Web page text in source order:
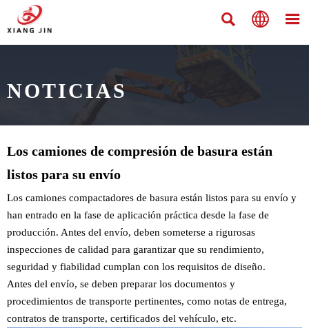
  
NOTICIAS
Los camiones de compresión de basura están
listos para su envío
Los camiones compactadores de basura están listos para su envío y
han entrado en la fase de aplicación práctica desde la fase de
producción. Antes del envío, deben someterse a rigurosas
inspecciones de calidad para garantizar que su rendimiento,
seguridad y fiabilidad cumplan con los requisitos de diseño.
Antes del envío, se deben preparar los documentos y
procedimientos de transporte pertinentes, como notas de entrega,
contratos de transporte, certificados del vehículo, etc.